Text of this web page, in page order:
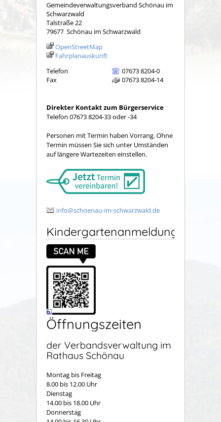
Gemeindeverwaltungsverband Schönau im
Schwarzwald
Talstraße 22
79677 Schönau im Schwarzwald
OpenStreetMap
Fahrplanauskunft
Telefon
07673 8204-0
Fax
07673 8204-14
Direkter Kontakt zum Bürgerservice
Telefon 07673 8204-33 oder -34
Personen mit Termin haben Vorrang. Ohne
Termin müssen Sie sich unter Umständen
auf längere Wartezeiten einstellen.
info@schoenau-im-schwarzwald.de
Kindergartenanmeldung
Öffnungszeiten
der Verbandsverwaltung im
Rathaus Schönau
Montag bis Freitag
8.00 bis 12.00 Uhr
Dienstag
14.00 bis 18.00 Uhr
Donnerstag